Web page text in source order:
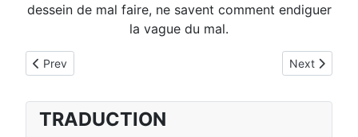
dessein de mal faire, ne savent comment endiguer
la vague du mal.
Previous article: SECTION III - SEPTIEME PARTIE - Points de
Prev Next article:
Next
TRADUCTION